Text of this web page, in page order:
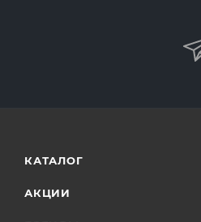
КАТАЛОГ
АКЦИИ